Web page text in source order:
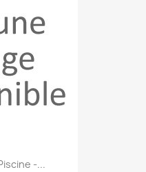
-...